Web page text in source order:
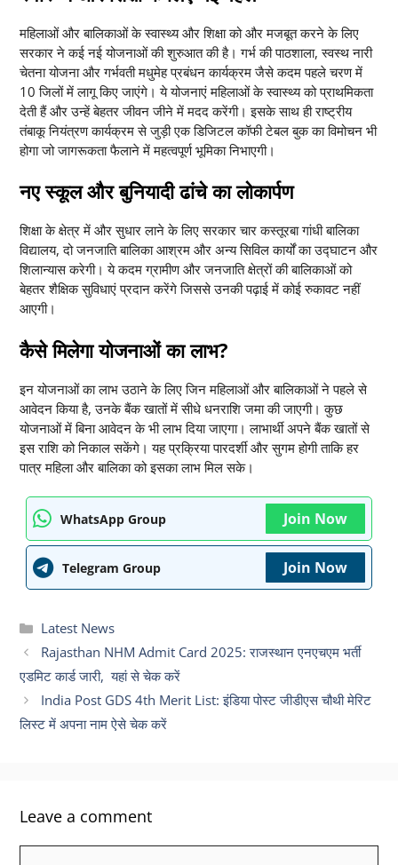
महिलाओं और बालिकाओं के स्वास्थ्य और शिक्षा को और मजबूत करने के लिए
सरकार ने कई नई योजनाओं की शुरुआत की है। गर्भ की पाठशाला, स्वस्थ नारी
चेतना योजना और गर्भवती मधुमेह प्रबंधन कार्यक्रम जैसे कदम पहले चरण में
10 जिलों में लागू किए जाएंगे। ये योजनाएं महिलाओं के स्वास्थ्य को प्राथमिकता
देती हैं और उन्हें बेहतर जीवन जीने में मदद करेंगी। इसके साथ ही राष्ट्रीय
तंबाकू नियंत्रण कार्यक्रम से जुड़ी एक डिजिटल कॉफी टेबल बुक का विमोचन भी
होगा जो जागरूकता फैलाने में महत्वपूर्ण भूमिका निभाएगी।
नए स्कूल और बुनियादी ढांचे का लोकार्पण
शिक्षा के क्षेत्र में और सुधार लाने के लिए सरकार चार कस्तूरबा गांधी बालिका
विद्यालय, दो जनजाति बालिका आश्रम और अन्य सिविल कार्यों का उद्घाटन और
शिलान्यास करेगी। ये कदम ग्रामीण और जनजाति क्षेत्रों की बालिकाओं को
बेहतर शैक्षिक सुविधाएं प्रदान करेंगे जिससे उनकी पढ़ाई में कोई रुकावट नहीं
आएगी।
कैसे मिलेगा योजनाओं का लाभ?
इन योजनाओं का लाभ उठाने के लिए जिन महिलाओं और बालिकाओं ने पहले से
आवेदन किया है, उनके बैंक खातों में सीधे धनराशि जमा की जाएगी। कुछ
योजनाओं में बिना आवेदन के भी लाभ दिया जाएगा। लाभार्थी अपने बैंक खातों से
इस राशि को निकाल सकेंगे। यह प्रक्रिया पारदर्शी और सुगम होगी ताकि हर
पात्र महिला और बालिका को इसका लाभ मिल सके।
WhatsApp Group Join Now
Telegram Group Join Now
Categories
Latest News
Rajasthan NHM Admit Card 2025: राजस्थान एनएचएम भर्ती
एडमिट कार्ड जारी, यहां से चेक करें
India Post GDS 4th Merit List: इंडिया पोस्ट जीडीएस चौथी मेरिट
लिस्ट में अपना नाम ऐसे चेक करें
Leave a comment